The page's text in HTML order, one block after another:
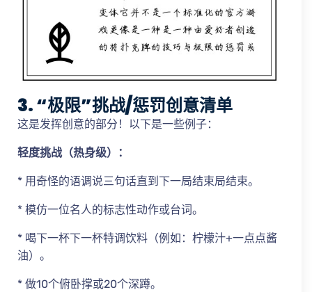
3. “极限”挑战/惩罚创意清单
这是发挥创意的部分！以下是一些例子：
轻度挑战（热身级）：
* 用奇怪的语调说三句话直到下一局结束局结束。
* 模仿一位名人的标志性动作或台词。
* 喝下一杯下一杯特调饮料（例如：柠檬汁+一点点酱
油）。
* 做10个俯卧撑或20个深蹲。